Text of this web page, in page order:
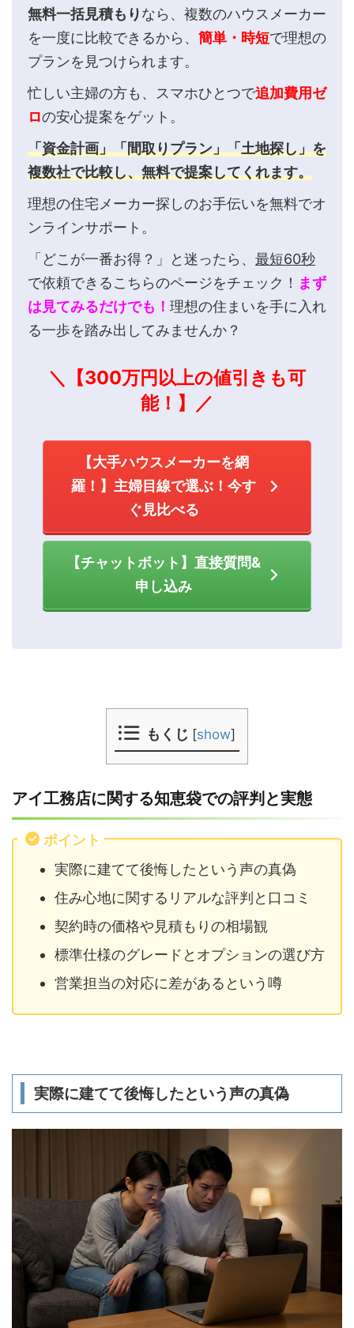
無料一括見積もりなら、複数のハウスメーカー
を一度に比較できるから、 簡単・時短で理想の
プランを見つけられます。
忙しい主婦の方も、スマホひとつで追加費用ゼ
ロの安心提案をゲット。
「資金計画」「間取りプラン」「土地探し」を
複数社で比較し、無料で提案してくれます。
理想の住宅メーカー探しのお手伝いを無料でオ
ンラインサポート。
「どこが一番お得？」と迷ったら、 最短60秒
で依頼できるこちらのページをチェック！ まず
は見てみるだけでも！ 理想の住まいを手に入れ
る一歩を踏み出してみませんか？
＼【300万円以上の値引きも可
能！】／
【大手ハウスメーカーを網
羅！】主婦目線で選ぶ！今す
ぐ見比べる
【チャットボット】直接質問&
申し込み
もくじ [show]
アイ工務店に関する知恵袋での評判と実態
ポイント
実際に建てて後悔したという声の真偽
住み心地に関するリアルな評判と口コミ
契約時の価格や見積もりの相場観
標準仕様のグレードとオプションの選び方
営業担当の対応に差があるという噂
実際に建てて後悔したという声の真偽